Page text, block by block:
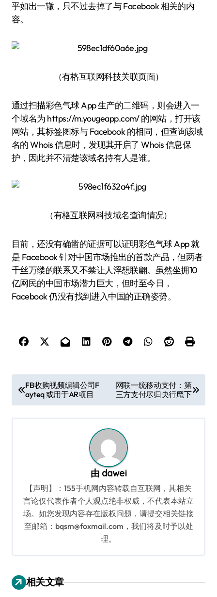
乎如出一辙，只不过去掉了与 Facebook 相关的内
容。
（有格互联网科技关联页面）
通过扫描彩色气球 App 生产的二维码，则会进入一
个域名为 https://m.yougeapp.com/ 的网站，打开该
网站，其标签图标与 Facebook 的相同，但查询该域
名的 Whois 信息时，发现其开启了 Whois 信息保
护，因此并不清楚该域名持有人是谁。
（有格互联网科技域名查询情况）
目前，还没有确凿的证据可以证明彩色气球 App 就
是 Facebook 针对中国市场推出的首款产品，但两者
千丝万缕的联系又不禁让人浮想联翩。虽然坐拥10
亿网民的中国市场潜力巨大，但时至今日，
Facebook 仍没有找到进入中国的正确姿势。
章
导
FB收购视频编辑公司F
ayteq 或用于AR项目
网联一统移动支付：第
三方支付尽归央行麾下
由 dawei
【声明】：155手机网内容转载自互联网，其相关
言论仅代表作者个人观点绝非权威，不代表本站立
场。如您发现内容存在版权问题，请提交相关链接
至邮箱：bqsm@foxmail.com，我们将及时予以处
理。
相关文章